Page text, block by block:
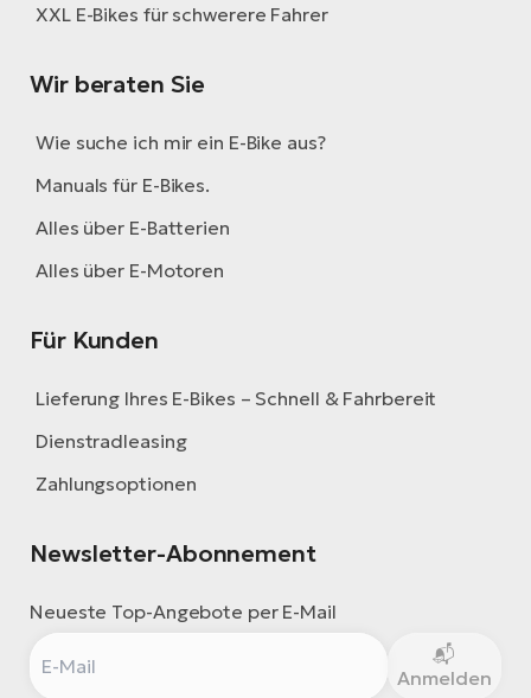
XXL E-Bikes für schwerere Fahrer
Wir beraten Sie
Wie suche ich mir ein E-Bike aus?
Manuals für E-Bikes.
Alles über E-Batterien
Alles über E-Motoren
Für Kunden
Lieferung Ihres E-Bikes – Schnell & Fahrbereit
Dienstradleasing
Zahlungsoptionen
Newsletter-Abonnement
Neueste Top-Angebote per E-Mail
Anmelden